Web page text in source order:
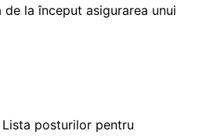
de la început asigurarea unui
posturilor pentru